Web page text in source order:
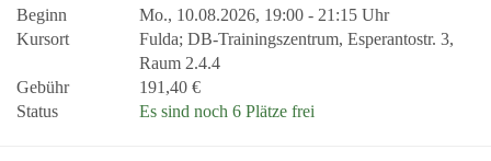
Beginn
Mo., 10.08.2026, 19:00 - 21:15 Uhr
Kursort
Fulda; DB-Trainingszentrum, Esperantostr. 3,
Raum 2.4.4
Gebühr
191,40 €
Status
Es sind noch 6 Plätze frei